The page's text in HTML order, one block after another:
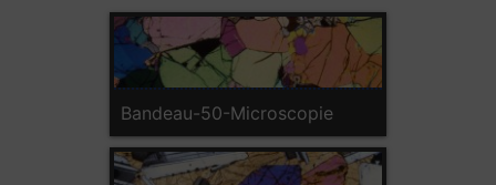
Bandeau-50-Microscopie